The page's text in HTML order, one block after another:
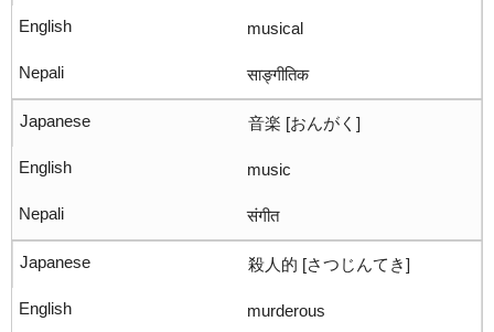
musical
साङ्गीतिक
音楽 [おんがく]
music
संगीत
殺人的 [さつじんてき]
murderous